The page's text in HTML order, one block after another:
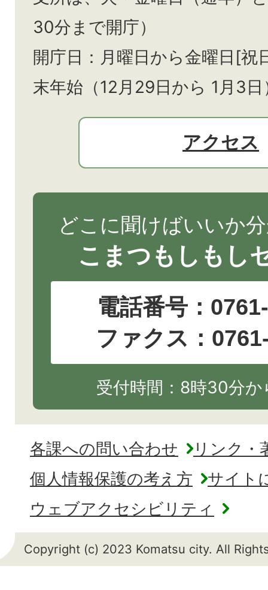
30分まで開庁）
開庁日：月曜日から金曜日[祝
末年始（12月29日から 1月3
アクセス
どこに聞けばいいか
こまつもしもし
電話番号：
ファクス：
受付時間：8時30分
各課への問い合わせ
リンク・
個人情報保護の考え方
サイト
ウェブアクセシビリティ
Copyright (c) 2023 Komatsu city. All